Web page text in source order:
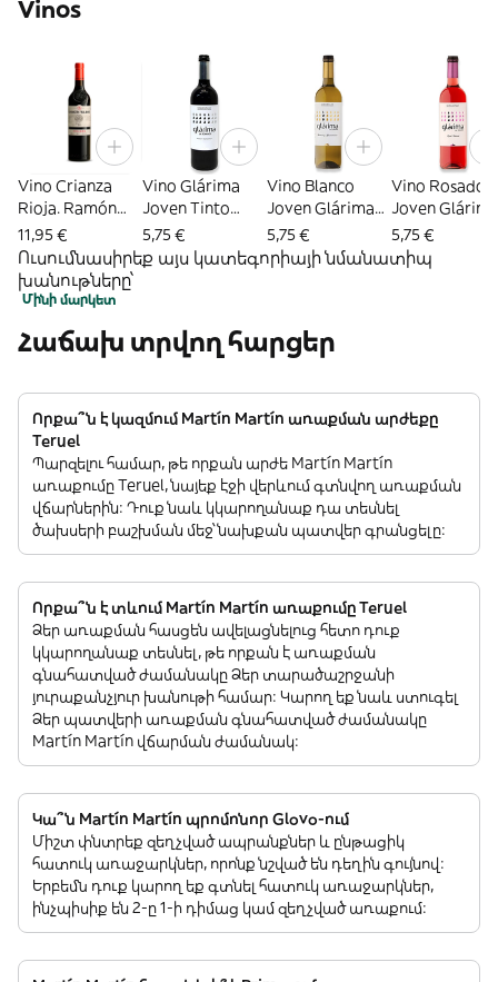
Vinos
Vino Crianza
Rioja. Ramón
Bilbao
11,95 €
Vino Glárima
Joven Tinto
Sommos (75 Cl.)
5,75 €
Vino Blanco
Joven Glárima
D.O Somontano
(75 Cl.)
5,75 €
Vino Rosado
Joven Glárima
D.O.
(75 Cl.)
5,75 €
Ուսումնասիրեք այս կատեգորիայի նմանատիպ
խանութները՝
Մինի մարկետ
Հաճախ տրվող հարցեր
Որքա՞ն է կազմում Martín Martín առաքման արժեքը
Teruel
Պարզելու համար, թե որքան արժե Martín Martín
առաքումը Teruel, նայեք էջի վերևում գտնվող առաքման
վճարներին: Դուք նաև կկարողանաք դա տեսնել
ծախսերի բաշխման մեջ՝ նախքան պատվեր գրանցելը:
Որքա՞ն է տևում Martín Martín առաքումը Teruel
Ձեր առաքման հասցեն ավելացնելուց հետո դուք
կկարողանաք տեսնել, թե որքան է առաքման
գնահատված ժամանակը Ձեր տարածաշրջանի
յուրաքանչյուր խանութի համար: Կարող եք նաև ստուգել
Ձեր պատվերի առաքման գնահատված ժամանակը
Martín Martín վճարման ժամանակ:
Կա՞ն Martín Martín պրոմոնոր Glovo-ում
Միշտ փնտրեք զեղչված ապրանքներ և ընթացիկ
հատուկ առաջարկներ, որոնք նշված են դեղին գույնով:
Երբեմն դուք կարող եք գտնել հատուկ առաջարկներ,
ինչպիսիք են 2-ը 1-ի դիմաց կամ զեղչված առաքում: